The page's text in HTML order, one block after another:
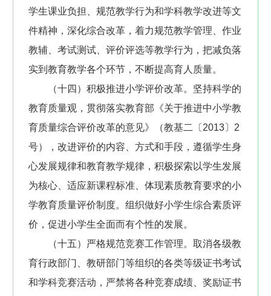
学生课业负担、规范教学行为和学科教学改进等文
件精神，深化综合改革，着力规范教学管理、作业
教辅、考试测试、评价评选等教学行为，把减负落
实到教育教学各个环节，不断提高育人质量。
（十四）积极推进小学评价改革。坚持科学的
教育质量观，贯彻落实教育部《关于推进中小学教
育质量综合评价改革的意见》（教基二〔2013〕2
号），改进评价的内容、方式和手段，遵循学生身
心发展规律和教育教学规律，积极探索以学生发展
为核心、适应新课程标准、体现素质教育要求的小
学教育质量评价制度。组织做好小学生综合素质评
价，促进小学生全面而有个性的发展。
（十五）严格规范竞赛工作管理。取消各级教
育行政部门、教研部门等组织的各类等级证书考试
和学科竞赛活动，严禁将各种竞赛成绩、奖励证书